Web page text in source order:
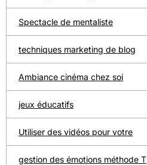
Spectacle de mentaliste
techniques marketing de blog
Ambiance cinéma chez soi
jeux éducatifs
Utiliser des vidéos pour votre
gestion des émotions méthode T